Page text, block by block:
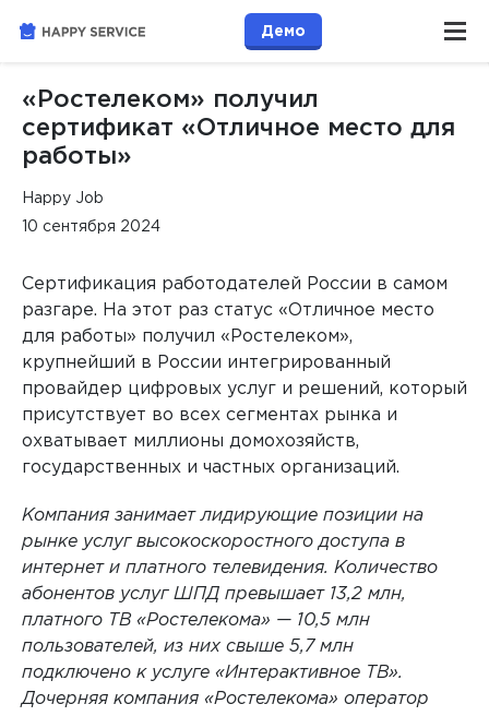
Демо
«Ростелеком» получил
сертификат «Отличное место для
работы»
Happy Job
10 сентября 2024
Сертификация работодателей России в самом
разгаре. На этот раз статус «Отличное место
для работы» получил «Ростелеком»,
крупнейший в России интегрированный
провайдер цифровых услуг и решений, который
присутствует во всех сегментах рынка и
охватывает миллионы домохозяйств,
государственных и частных организаций.
Компания занимает лидирующие позиции на
рынке услуг высокоскоростного доступа в
интернет и платного телевидения. Количество
абонентов услуг ШПД превышает 13,2 млн,
платного ТВ «Ростелекома» — 10,5 млн
пользователей, из них свыше 5,7 млн
подключено к услуге «Интерактивное ТВ».
Дочерняя компания «Ростелекома» оператор